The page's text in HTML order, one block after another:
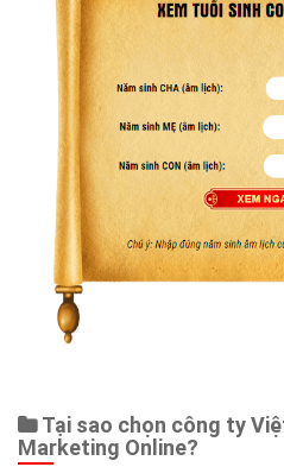
Tại sao chọn công ty
Marketing Online?